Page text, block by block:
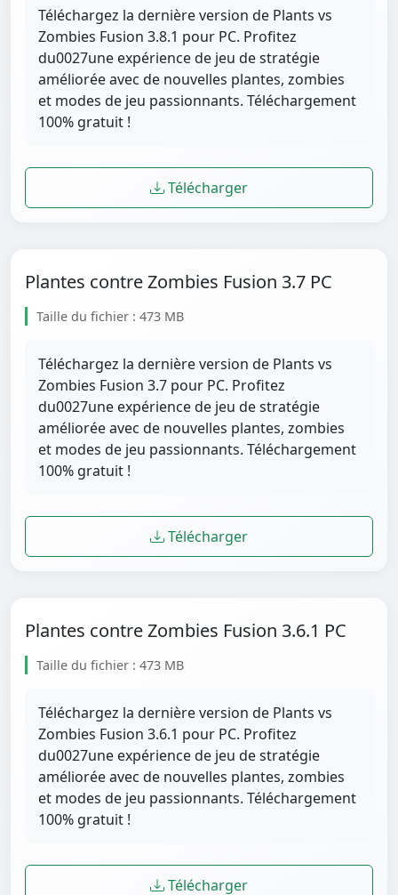
Téléchargez la dernière version de Plants vs
Zombies Fusion 3.8.1 pour PC. Profitez
du0027une expérience de jeu de stratégie
améliorée avec de nouvelles plantes, zombies
et modes de jeu passionnants. Téléchargement
100% gratuit !
Télécharger
Plantes contre Zombies Fusion 3.7 PC
Taille du fichier : 473 MB
Téléchargez la dernière version de Plants vs
Zombies Fusion 3.7 pour PC. Profitez
du0027une expérience de jeu de stratégie
améliorée avec de nouvelles plantes, zombies
et modes de jeu passionnants. Téléchargement
100% gratuit !
Télécharger
Plantes contre Zombies Fusion 3.6.1 PC
Taille du fichier : 473 MB
Téléchargez la dernière version de Plants vs
Zombies Fusion 3.6.1 pour PC. Profitez
du0027une expérience de jeu de stratégie
améliorée avec de nouvelles plantes, zombies
et modes de jeu passionnants. Téléchargement
100% gratuit !
Télécharger